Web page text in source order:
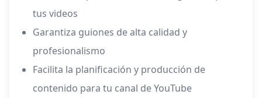
tus videos
Garantiza guiones de alta calidad y
profesionalismo
Facilita la planificación y producción de
contenido para tu canal de YouTube